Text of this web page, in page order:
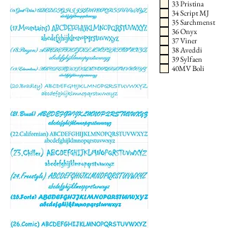
33 Pristina
34 Script MJ
35 Sarchmenst
36 Onyx
37 Viner
38 Aveddi
39 Sylfaen
40MV Boli